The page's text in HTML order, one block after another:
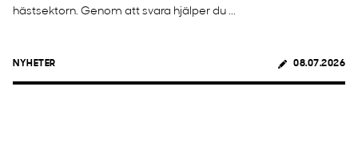
hästsektorn. Genom att svara hjälper du ...
NYHETER 08.07.2026